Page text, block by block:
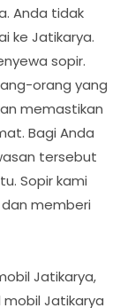
Anda tidak
ke Jatikarya.
sopir.
orang yang
memastikan
Bagi Anda
tersebut
Sopir kami
memberi
Jatikarya,
Jatikarya